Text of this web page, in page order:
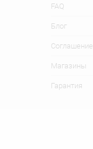
FAQ
Блог
Соглашение
Магазины
Гарантия